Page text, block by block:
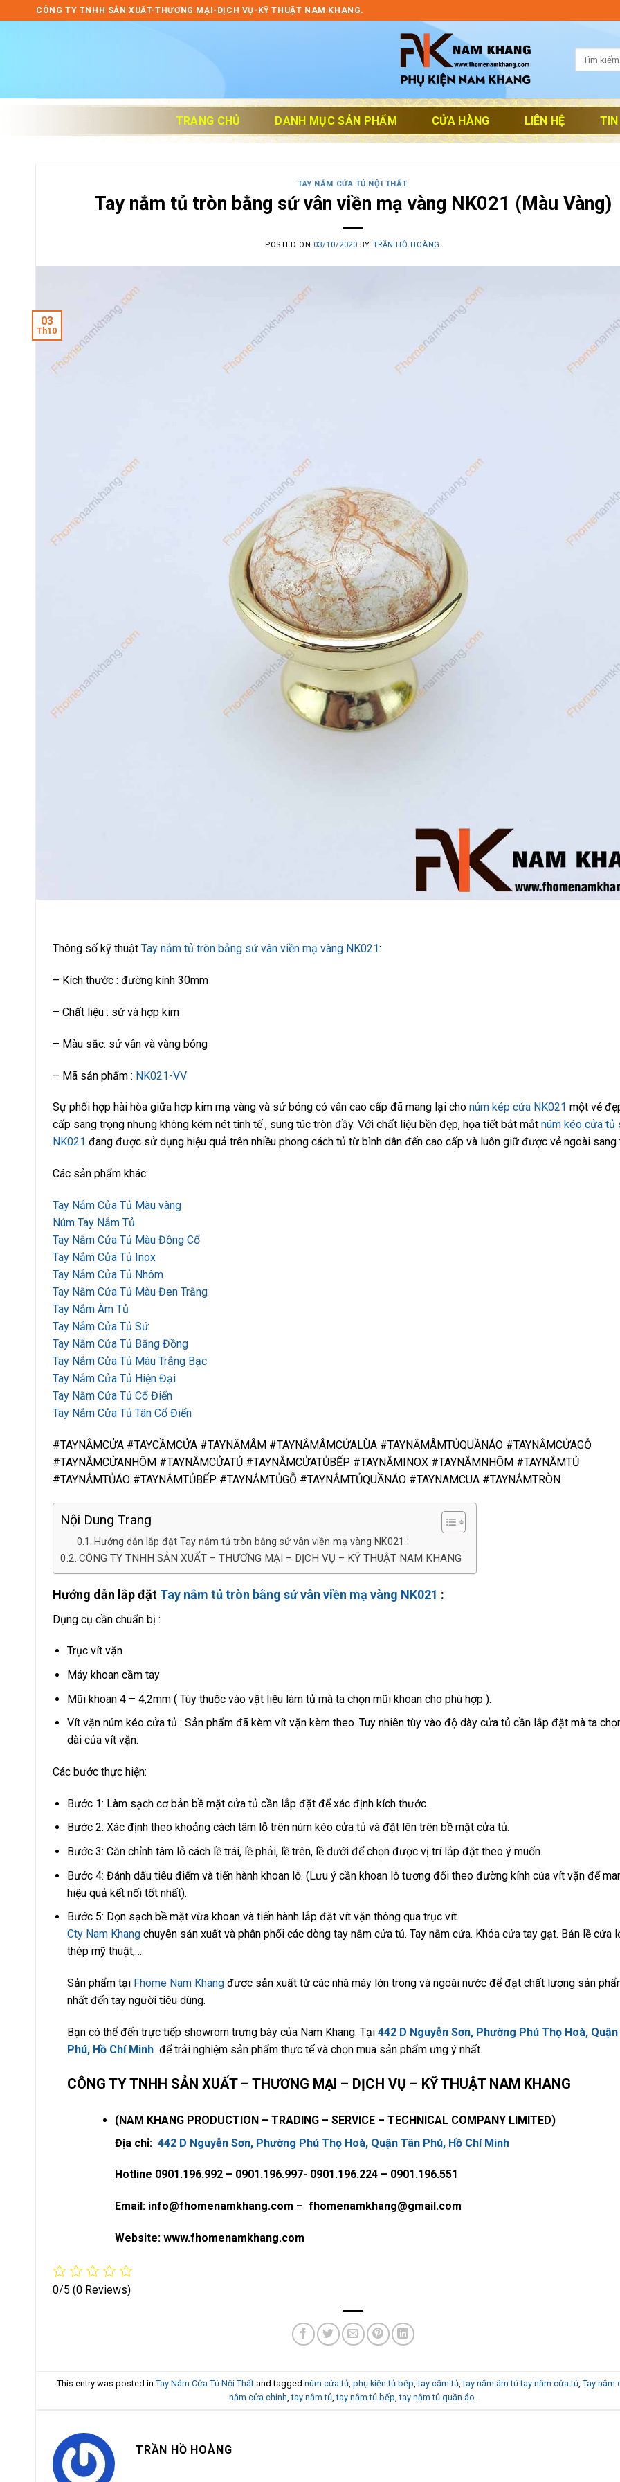
to
CÔNG TY TNHH SẢN XUẤT-THƯƠNG MẠI-DỊCH VỤ-KỸ THUẬT NAM KHANG.
TRANG CHỦ DANH MỤC SẢN PHẨM CỬA HÀNG LIÊN HỆ
TAY NẮM CỬA TỦ NỘI THẤT
Tay nắm tủ tròn bằng sứ vân viền mạ vàng NK021 (Màu Vàng)
POSTED ON 03/10/2020 BY TRẦN HỒ HOÀNG
03
Th10
Thông số kỹ thuật Tay nắm tủ tròn bằng sứ vân viền mạ vàng NK021:
– Kích thước : đường kính 30mm
– Chất liệu : sứ và hợp kim
– Màu sắc: sứ vân và vàng bóng
– Mã sản phẩm : NK021-VV
Sự phối hợp hài hòa giữa hợp kim mạ vàng và sứ bóng có vân cao cấp đã mang lại cho núm kép cửa NK021 một vẻ
cấp sang trọng nhưng không kém nét tinh tế , sung túc tròn đầy. Với chất liệu bền đẹp, họa tiết bắt mắt núm kéo cửa tủ
NK021 đang được sử dụng hiệu quả trên nhiều phong cách tủ từ bình dân đến cao cấp và luôn giữ được vẻ ngoài sang
Các sản phẩm khác:
Tay Nắm Cửa Tủ Màu vàng
Núm Tay Nắm Tủ
Tay Nắm Cửa Tủ Màu Đồng Cổ
Tay Nắm Cửa Tủ Inox
Tay Nắm Cửa Tủ Nhôm
Tay Nắm Cửa Tủ Màu Đen Trắng
Tay Nắm Âm Tủ
Tay Nắm Cửa Tủ Sứ
Tay Nắm Cửa Tủ Bằng Đồng
Tay Nắm Cửa Tủ Màu Trắng Bạc
Tay Nắm Cửa Tủ Hiện Đại
Tay Nắm Cửa Tủ Cổ Điển
Tay Nắm Cửa Tủ Tân Cổ Điển
#TAYNẮMCỬA #TAYCẦMCỬA #TAYNẮMÂM #TAYNẮMÂMCỬALÙA #TAYNẮMÂMTỦQUẦNÁO #TAYNẮMCỬAGỖ
#TAYNẮMCỬANHÔM #TAYNẮMCỬATỦ #TAYNẮMCỬATỦBẾP #TAYNẮMINOX #TAYNẮMNHÔM #TAYNẮMTỦ
#TAYNẮMTỦÁO #TAYNẮMTỦBẾP #TAYNẮMTỦGỖ #TAYNẮMTỦQUẦNÁO #TAYNAMCUA #TAYNẮMTRÒN
Nội Dung Trang
Hướng dẫn lắp đặt Tay nắm tủ tròn bằng sứ vân viền mạ vàng NK021 :
CÔNG TY TNHH SẢN XUẤT – THƯƠNG MẠI – DỊCH VỤ – KỸ THUẬT NAM KHANG
Hướng dẫn lắp đặt Tay nắm tủ tròn bằng sứ vân viền mạ vàng NK021 :
Dụng cụ cần chuẩn bị :
Trục vít vặn
Máy khoan cầm tay
Mũi khoan 4 – 4,2mm ( Tùy thuộc vào vật liệu làm tủ mà ta chọn mũi khoan cho phù hợp ).
Vít vặn núm kéo cửa tủ : Sản phẩm đã kèm vít vặn kèm theo. Tuy nhiên tùy vào độ dày cửa tủ cần lắp đặt mà ta
dài của vít vặn.
Các bước thực hiện:
Bước 1: Làm sạch cơ bản bề mặt cửa tủ cần lắp đặt để xác định kích thước.
Bước 2: Xác định theo khoảng cách tâm lỗ trên núm kéo cửa tủ và đặt lên trên bề mặt cửa tủ.
Bước 3: Căn chỉnh tâm lỗ cách lề trái, lề phải, lề trên, lề dưới để chọn được vị trí lắp đặt theo ý muốn.
Bước 4: Đánh dấu tiêu điểm và tiến hành khoan lỗ. (Lưu ý cần khoan lỗ tương đối theo đường kính của vít vặn để
hiệu quả kết nối tốt nhất).
Bước 5: Dọn sạch bề mặt vừa khoan và tiến hành lắp đặt vít vặn thông qua trục vít.
Cty Nam Khangchuyên sản xuất và phân phối các dòng tay nắm cửa tủ. Tay nắm cửa. Khóa cửa tay gạt. Bản lề cửa
thép mỹ thuật,….
Sản phẩm tại Fhome Nam Khangđược sản xuất từ các nhà máy lớn trong và ngoài nước để đạt chất lượng sản
nhất đến tay người tiêu dùng.
Bạn có thể đến trực tiếp showrom trưng bày của Nam Khang. Tại 442 D Nguyễn Sơn, Phường Phú Thọ Hoà,
Phú, Hồ Chí Minh để trải nghiệm sản phẩm thực tế và chọn mua sản phẩm ưng ý nhất.
CÔNG TY TNHH SẢN XUẤT – THƯƠNG MẠI – DỊCH VỤ – KỸ THUẬT NAM KHANG
(NAM KHANG PRODUCTION – TRADING – SERVICE – TECHNICAL COMPANY LIMITED)
Địa chỉ: 442 D Nguyễn Sơn, Phường Phú Thọ Hoà, Quận Tân Phú, Hồ Chí Minh
Hotline 0901.196.992 – 0901.196.997- 0901.196.224 – 0901.196.551
Email: info@fhomenamkhang.com – fhomenamkhang@gmail.com
Website: www.fhomenamkhang.com
0/5 (0 Reviews)
This entry was posted in Tay Nắm Cửa Tủ Nội Thất and tagged núm cửa tủ phụ kiện tủ bếp ,tay cầm tủ ,tay nắm âm tủ tay nắm cửa tủ Tay nắm
nắm cửa chính ,tay nắm tủ,tay nắm tủ bếp ,tay nắm tủ quần áo
TRẦN HỒ HOÀNG